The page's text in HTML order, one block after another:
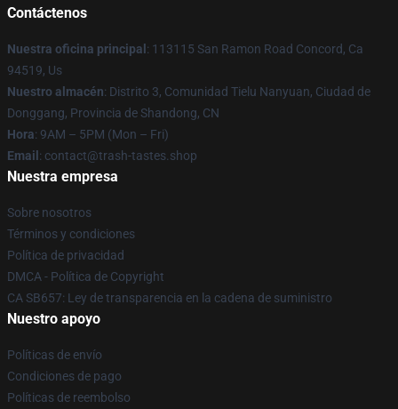
Contáctenos
Nuestra oficina principal : 113115 San Ramon Road Concord, Ca
94519, Us
Nuestro almacén: Distrito 3, Comunidad Tielu Nanyuan, Ciudad de
Donggang, Provincia de Shandong, CN
Hora: 9AM – 5PM (Mon – Fri)
Email : contact@trash-tastes.shop
Nuestra empresa
Sobre nosotros
Términos y condiciones
Política de privacidad
DMCA - Política de Copyright
CA SB657: Ley de transparencia en la cadena de suministro
Nuestro apoyo
Políticas de envío
Condiciones de pago
Políticas de reembolso